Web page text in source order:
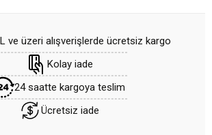
ve üzeri alışverişlerde ücretsiz kargo
Kolay iade
24 saatte kargoya teslim
Ücretsiz iade